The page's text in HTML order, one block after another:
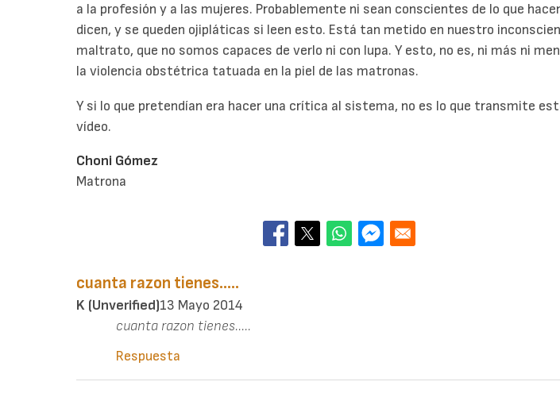
a la profesión y a las mujeres. Probablemente ni sean conscientes de lo que
dicen, y se queden ojipláticas si leen esto. Está tan metido en nuestro
maltrato, que no somos capaces de verlo ni con lupa. Y esto, no es, ni más ni
la violencia obstétrica tatuada en la piel de las matronas.
Y si lo que pretendían era hacer una crítica al sistema, no es lo que transmite
vídeo.
Choni Gómez
Matrona
cuanta razon tienes.....
K (unverified)13 Mayo 2014
cuanta razon tienes.....
Respuesta